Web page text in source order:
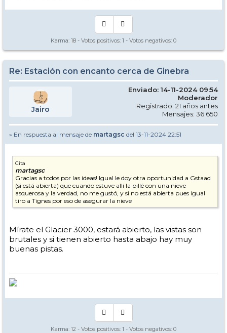
Karma: 18 - Votos positivos: 1 - Votos negativos: 0
Re: Estación con encanto cerca de Ginebra
Jairo
Enviado: 14-11-2024 09:54
Moderador
Registrado: 21 años antes
Mensajes: 36.650
» En respuesta al mensaje de martagsc del 13-11-2024 22:51
Cita
martagsc
Gracias a todos por las ideas! Igual le doy otra oportunidad a Gstaad
(si está abierta) que cuando estuve allí la pillé con una nieve
asquerosa y la verdad, no me gustó, y si no está abierta pues igual
tiro a Tignes por eso de asegurar la nieve
Mírate el Glacier 3000, estará abierto, las vistas son
brutales y si tienen abierto hasta abajo hay muy
buenas pistas.
Karma: 12 - Votos positivos: 1 - Votos negativos: 0